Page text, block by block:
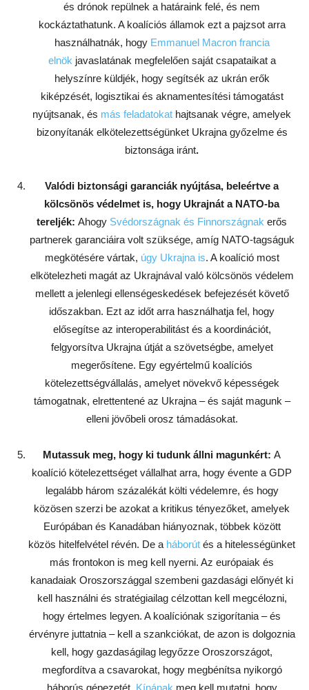
és drónok repülnek a határaink felé, és nem
kockáztathatunk. A koalíciós államok ezt a pajzsot arra
használhatnák, hogy Emmanuel Macron francia
elnök javaslatának megfelelően saját csapataikat a
helyszínre küldjék, hogy segítsék az ukrán erők
kiképzését, logisztikai és aknamentesítési támogatást
nyújtsanak, és más feladatokat hajtsanak végre, amelyek
bizonyítanák elkötelezettségünket Ukrajna győzelme és
biztonsága iránt.
Valódi biztonsági garanciák nyújtása, beleértve a
kölcsönös védelmet is, hogy Ukrajnát a NATO-ba
tereljék: Ahogy Svédországnak és Finnországnak erős
partnerek garanciáira volt szüksége, amíg NATO-tagságuk
megkötésére vártak, úgy Ukrajna is. A koalíció most
elkötelezheti magát az Ukrajnával való kölcsönös védelem
mellett a jelenlegi ellenségeskedések befejezését követő
időszakban. Ezt az időt arra használhatja fel, hogy
elősegítse az interoperabilitást és a koordinációt,
felgyorsítva Ukrajna útját a szövetségbe, amelyet
megerősítene. Egy egyértelmű koalíciós
kötelezettségvállalás, amelyet növekvő képességek
támogatnak, elrettentené az Ukrajna – és saját magunk –
elleni jövőbeli orosz támadásokat.
Mutassuk meg, hogy ki tudunk állni magunkért: A
koalíció kötelezettséget vállalhat arra, hogy évente a GDP
legalább három százalékát költi védelemre, és hogy
közösen szerzi be azokat a kritikus tényezőket, amelyek
Európában és Kanadában hiányoznak, többek között
közös hitelfelvétel révén. De a háborút és a hitelességünket
más frontokon is meg kell nyerni. Az európaiak és
kanadaiak Oroszországgal szembeni gazdasági előnyét ki
kell használni és stratégiailag célzottan kell megcélozni,
hogy értelmes legyen. A koalíciónak szigorítania – és
érvényre juttatnia – kell a szankciókat, de azon is dolgoznia
kell, hogy gazdaságilag legyőzze Oroszországot,
megfordítva a csavarokat, hogy megbénítsa nyikorgó
háborús gépezetét. Kínának meg kell mutatni, hogy